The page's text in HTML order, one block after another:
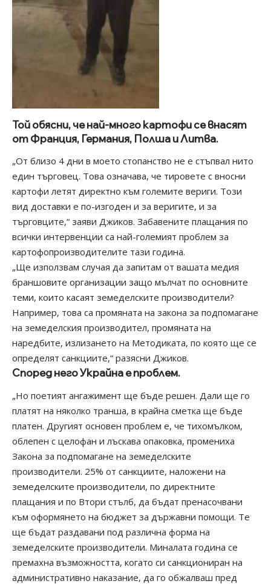
Той обясни, че най-много картофи се внасят
от Франция, Германия, Полша и Литва.
„От близо 4 дни в моето стопанство не е стъпвал нито
един търговец. Това означава, че тировете с вносни
картофи летят директно към големите вериги. Този
вид доставки е по-изгоден и за веригите, и за
търговците,“ заяви Джиков. Забавените плащания по
всички интервенции са най-големият проблем за
картофопроизводителите тази година.
„Ще използвам случая да запитам от вашата медия
браншовите организации защо мълчат по основните
теми, които касаят земеделските производители?
Например, това са промяната на закона за подпомагане
на земеделския производител, промяната на
наредбите, излизането на Методиката, по която ще се
определят санкциите,“ разясни Джиков.
Според него Украйна е проблем.
„Но поетият ангажимент ще бъде решен. Дали ще го
платят на няколко транша, в крайна сметка ще бъде
платен. Другият основен проблем е, че тихомълком,
облепен с целофан и лъскава опаковка, промениха
Закона за подпомагане на земеделските
производители. 25% от санкциите, наложени на
земеделските производители, по директните
плащания и по Втори стълб, да бъдат пренасочвани
към оформянето на бюджет за държавни помощи. Те
ще бъдат раздавани под различна форма на
земеделските производители. Миналата година се
премахна възможността, когато си санкциониран на
административно наказание, да го обжалваш пред